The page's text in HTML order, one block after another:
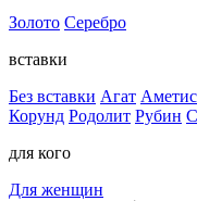
Золото Серебро
вставки
Без вставки Агат
Корунд Родолит Рубин
для кого
Для женщин